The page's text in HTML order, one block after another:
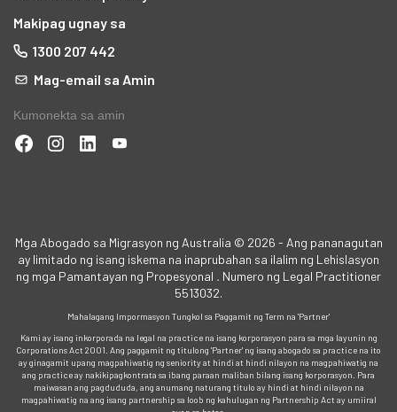
Makipag ugnay sa
1300 207 442
Mag-email sa Amin
Kumonekta sa amin
Mga Abogado sa Migrasyon ng Australia © 2026 - Ang pananagutan
ay limitado ng isang iskema na inaprubahan sa ilalim ng Lehislasyon
ng mga Pamantayan ng Propesyonal . Numero ng Legal Practitioner
5513032.
Mahalagang Impormasyon Tungkol sa Paggamit ng Term na 'Partner'
Kami ay isang inkorporada na legal na practice na isang korporasyon para sa mga layunin ng
Corporations Act 2001. Ang paggamit ng titulong 'Partner' ng isang abogado sa practice na ito
ay ginagamit upang magpahiwatig ng seniority at hindi at hindi nilayon na magpahiwatig na
ang practice ay nakikipagkontrata sa ibang paraan maliban bilang isang korporasyon. Para
maiwasan ang pagdududa, ang anumang naturang titulo ay hindi at hindi nilayon na
magpahiwatig na ang isang partnership sa loob ng kahulugan ng Partnership Act ay umiiral